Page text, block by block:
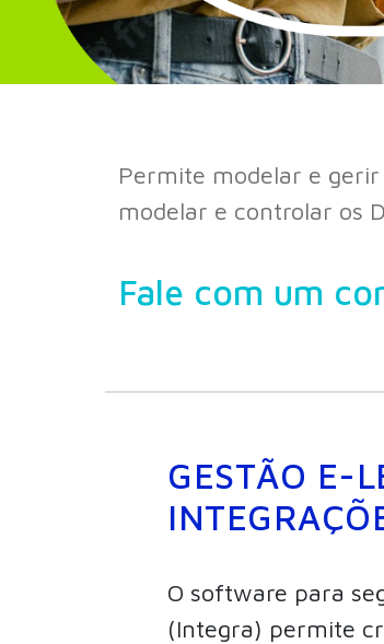
Permite modelar e
modelar e controlar os
Fale com um
GESTÃO E-
O software para
(Integra) permite